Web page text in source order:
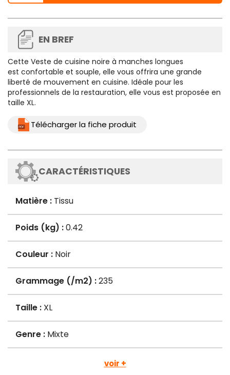
EN BREF
Cette Veste de cuisine noire à manches longues
est confortable et souple, elle vous offrira une grande
liberté de mouvement en cuisine. Idéale pour les
professionnels de la restauration, elle vous est proposée en
taille XL.
Télécharger la fiche produit
CARACTÉRISTIQUES
Matière : Tissu
Poids (kg) :0.42
Couleur : Noir
Grammage (/m2) :235
Taille : XL
Genre : Mixte
voir +